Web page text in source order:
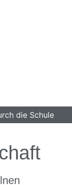
die Schule